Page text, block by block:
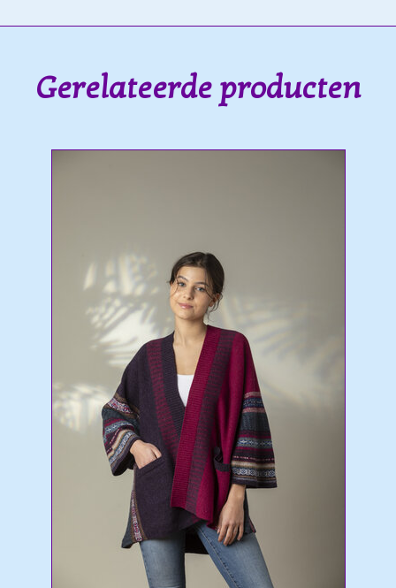
Gerelateerde producten